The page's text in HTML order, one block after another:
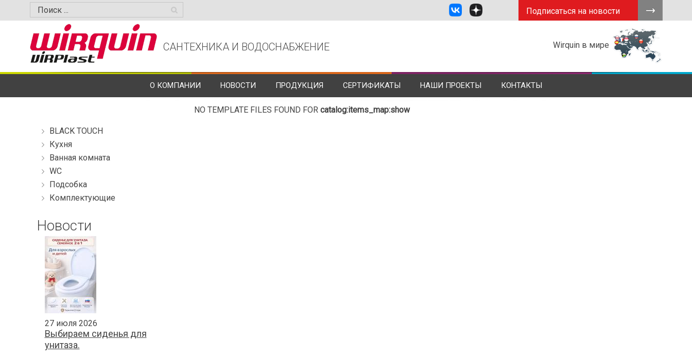
Подписаться на новости
САНТЕХНИКА И ВОДОСНАБЖЕНИЕ Wirquin в мире
О КОМПАНИИ НОВОСТИ ПРОДУКЦИЯ СЕРТИФИКАТЫ НАШИ ПРОЕКТЫ КОНТАКТЫ
BLACK TOUCH
Кухня
Ванная комната
WC
Подсобка
Комплектующие
Новости
27 июля 2026
Выбираем сиденья для
унитаза.
NO TEMPLATE FILES FOUND FOR catalog:items_map:show